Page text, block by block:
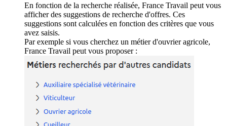
En fonction de la recherche réalisée, France Travail peut vous
afficher des suggestions de recherche d'offres. Ces
suggestions sont calculées en fonction des critères que vous
avez saisis.
Par exemple si vous cherchez un métier d'ouvrier agricole,
France Travail peut vous proposer :